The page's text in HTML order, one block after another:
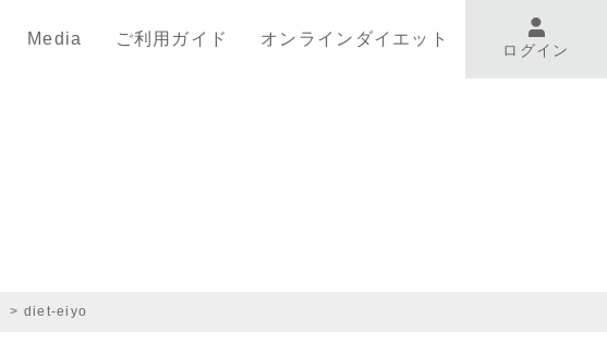
Media ご利用ガイド オンラインダイエット
ログイン
> diet-eiyo